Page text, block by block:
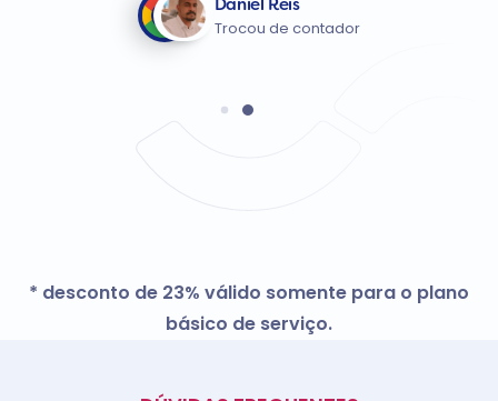
Daniel Reis
Trocou de contador
* desconto de 23% válido somente para o plano
básico de serviço.